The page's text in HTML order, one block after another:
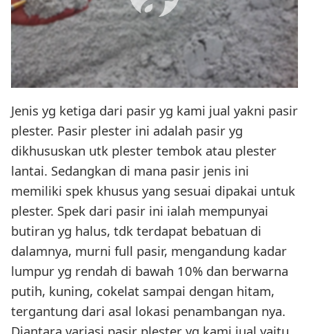
Jenis yg ketiga dari pasir yg kami jual yakni pasir
plester. Pasir plester ini adalah pasir yg
dikhususkan utk plester tembok atau plester
lantai. Sedangkan di mana pasir jenis ini
memiliki spek khusus yang sesuai dipakai untuk
plester. Spek dari pasir ini ialah mempunyai
butiran yg halus, tdk terdapat bebatuan di
dalamnya, murni full pasir, mengandung kadar
lumpur yg rendah di bawah 10% dan berwarna
putih, kuning, cokelat sampai dengan hitam,
tergantung dari asal lokasi penambangan nya.